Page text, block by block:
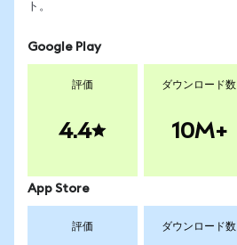
ト。
Google Play
評価
4.4
ダウンロード数
10M+
App Store
評価 ダウンロード数